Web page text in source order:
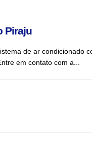
Piraju
de ar condicionado
em contato com a...